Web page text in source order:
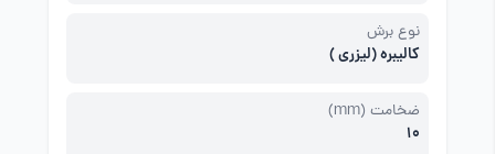
نوع برش
کالیبره (لیزری )
ضخامت (mm)
10